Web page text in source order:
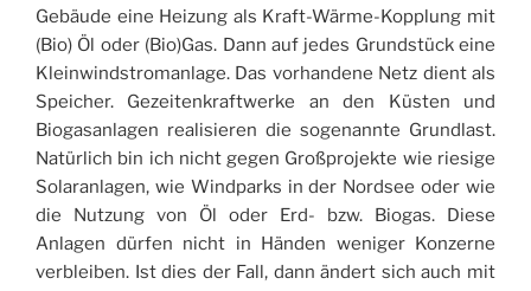
Gebäude eine Heizung als Kraft-Wärme-Kopplung mit
(Bio) Öl oder (Bio)Gas. Dann auf jedes Grundstück eine
Kleinwindstromanlage. Das vorhandene Netz dient als
Speicher. Gezeitenkraftwerke an den Küsten und
Biogasanlagen realisieren die sogenannte Grundlast.
Natürlich bin ich nicht gegen Großprojekte wie riesige
Solaranlagen, wie Windparks in der Nordsee oder wie
die Nutzung von Öl oder Erd- bzw. Biogas. Diese
Anlagen dürfen nicht in Händen weniger Konzerne
verbleiben. Ist dies der Fall, dann ändert sich auch mit